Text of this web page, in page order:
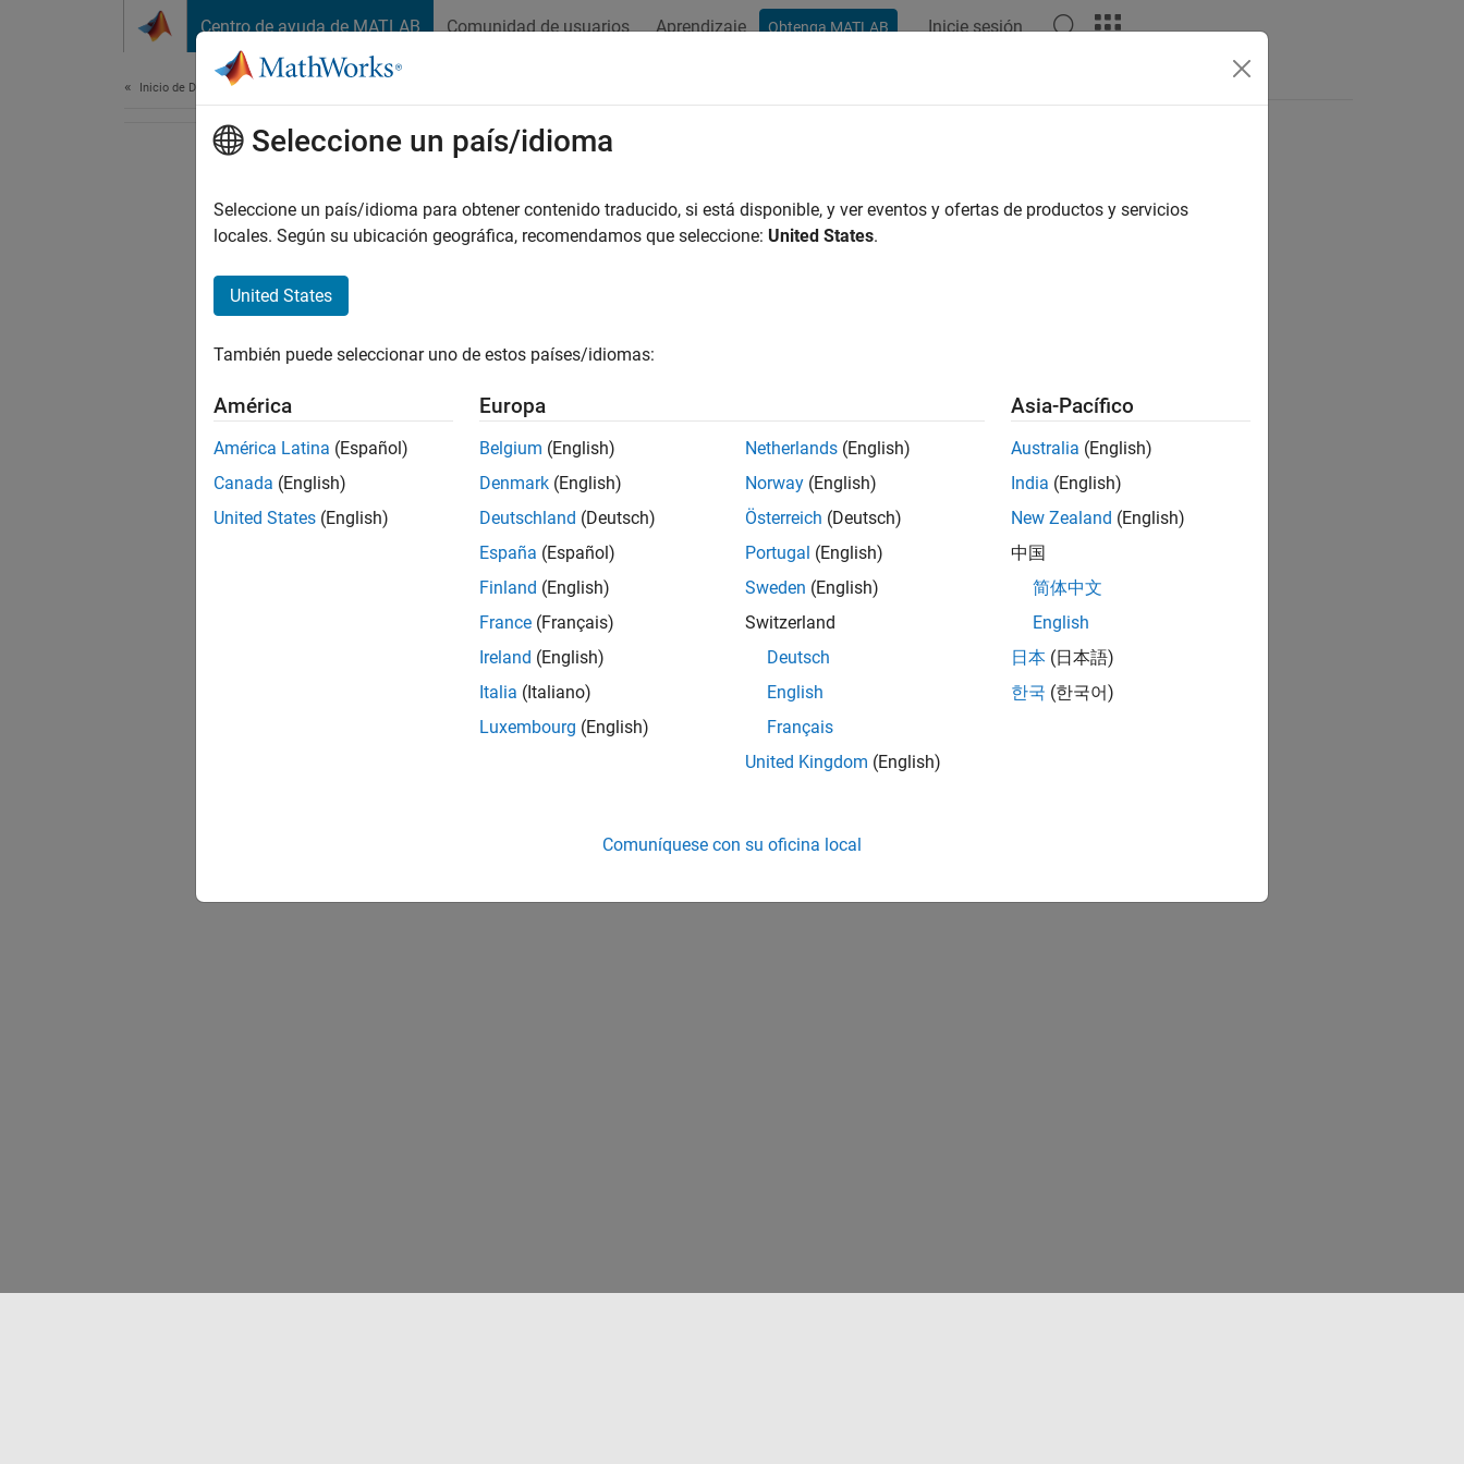
Centro de ayuda de MATLAB Comunidad de usuarios Aprendizaje Obtenga MATLAB Inicie sesión
Inicio de Documentación
¿Qué tan útil fue esta traducción?
Seleccione un país/idioma
Seleccione un país/idioma para obtener contenido traducido, si está disponible, y ver eventos y ofertas de productos y servicios
locales. Según su ubicación geográfica, recomendamos que seleccione: United States.
United States
También puede seleccionar uno de estos países/idiomas:
América
América Latina (Español)
Canada (English)
United States (English)
Europa
Belgium (English)
Denmark (English)
Deutschland (Deutsch)
España (Español)
Finland (English)
France (Français)
Ireland (English)
Italia (Italiano)
Luxembourg (English)
Netherlands (English)
Norway (English)
Österreich (Deutsch)
Portugal (English)
Sweden (English)
Switzerland
Deutsch
English
Français
United Kingdom (English)
Asia-Pacífico
Australia (English)
India (English)
New Zealand (English)
中国
简体中文
English
日本 (日本語)
한국 (한국어)
Comuníquese con su oficina local